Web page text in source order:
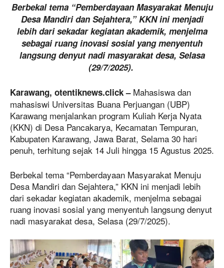
Berbekal tema “Pemberdayaan Masyarakat Menuju
Desa Mandiri dan Sejahtera,” KKN ini menjadi
lebih dari sekadar kegiatan akademik, menjelma
sebagai ruang inovasi sosial yang menyentuh
langsung denyut nadi masyarakat desa, Selasa
(29/7/2025).
Karawang, otentiknews.click –Mahasiswa dan
mahasiswi Universitas Buana Perjuangan (UBP)
Karawang menjalankan program Kuliah Kerja Nyata
(KKN) di Desa Pancakarya, Kecamatan Tempuran,
Kabupaten Karawang, Jawa Barat, Selama 30 hari
penuh, terhitung sejak 14 Juli hingga 15 Agustus 2025.
Berbekal tema “Pemberdayaan Masyarakat Menuju
Desa Mandiri dan Sejahtera,” KKN ini menjadi lebih
dari sekadar kegiatan akademik, menjelma sebagai
ruang inovasi sosial yang menyentuh langsung denyut
nadi masyarakat desa, Selasa (29/7/2025).